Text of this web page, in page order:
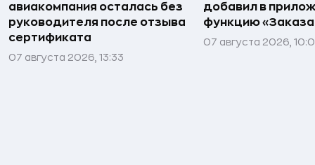
авиакомпания осталась без
руководителя после отзыва
сертификата
07 августа 2026, 13:33
добавил в
функцию
07 августа 2026,